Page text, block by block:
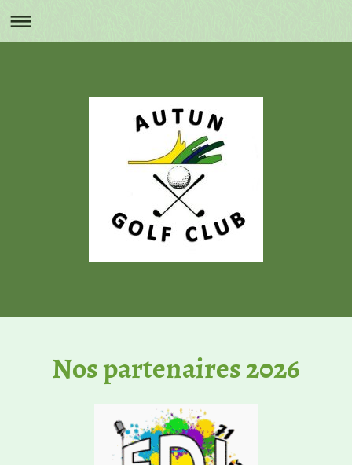
No​s partenaires 2026